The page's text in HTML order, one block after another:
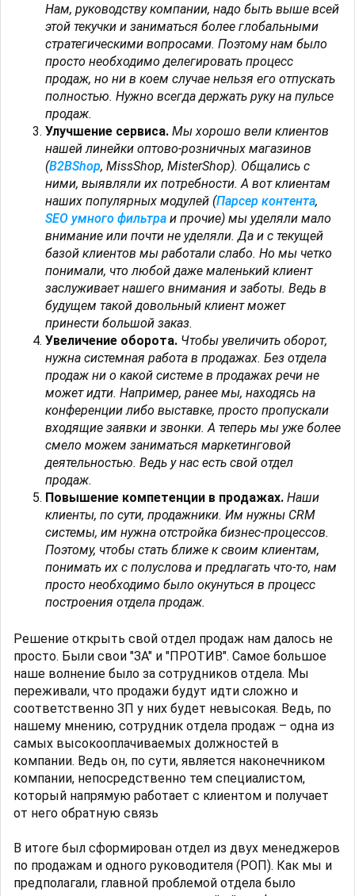
Нам, руководству компании, надо быть выше всей
этой текучки и заниматься более глобальными
стратегическими вопросами. Поэтому нам было
просто необходимо делегировать процесс
продаж, но ни в коем случае нельзя его отпускать
полностью. Нужно всегда держать руку на пульсе
продаж.
Улучшение сервиса. Мы хорошо вели клиентов
нашей линейки оптово-розничных магазинов
(B2BShop, MissShop, MisterShop). Общались с
ними, выявляли их потребности. А вот клиентам
наших популярных модулей (Парсер контента,
SEO умного фильтра и прочие) мы уделяли мало
внимание или почти не уделяли. Да и с текущей
базой клиентов мы работали слабо. Но мы четко
понимали, что любой даже маленький клиент
заслуживает нашего внимания и заботы. Ведь в
будущем такой довольный клиент может
принести большой заказ.
Увеличение оборота. Чтобы увеличить оборот,
нужна системная работа в продажах. Без отдела
продаж ни о какой системе в продажах речи не
может идти. Например, ранее мы, находясь на
конференции либо выставке, просто пропускали
входящие заявки и звонки. А теперь мы уже более
смело можем заниматься маркетинговой
деятельностью. Ведь у нас есть свой отдел
продаж.
Повышение компетенции в продажах. Наши
клиенты, по сути, продажники. Им нужны CRM
системы, им нужна отстройка бизнес-процессов.
Поэтому, чтобы стать ближе к своим клиентам,
понимать их с полуслова и предлагать что-то, нам
просто необходимо было окунуться в процесс
построения отдела продаж.
Решение открыть свой отдел продаж нам далось не
просто. Были свои "ЗА" и "ПРОТИВ". Самое большое
наше волнение было за сотрудников отдела. Мы
переживали, что продажи будут идти сложно и
соответственно ЗП у них будет невысокая. Ведь, по
нашему мнению, сотрудник отдела продаж – одна из
самых высокооплачиваемых должностей в
компании. Ведь он, по сути, является наконечником
компании, непосредственно тем специалистом,
который напрямую работает с клиентом и получает
от него обратную связь
В итоге был сформирован отдел из двух менеджеров
по продажам и одного руководителя (РОП). Как мы и
предполагали, главной проблемой отдела было